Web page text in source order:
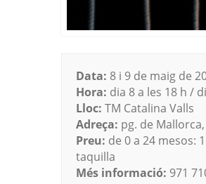
Data: 8 i 9 de maig de
Hora: dia 8 a les 18 h /
Lloc: TM Catalina Valls
Adreça: pg. de
Preu: de 0 a 24 mesos:
taquilla
Més informació: 971